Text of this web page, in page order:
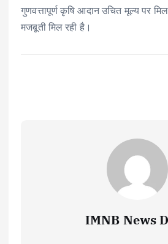
गुणवत्तापूर्ण कृषि आदान उचित मूल्य पर
मजबूती मिल रही है।
IMNB News